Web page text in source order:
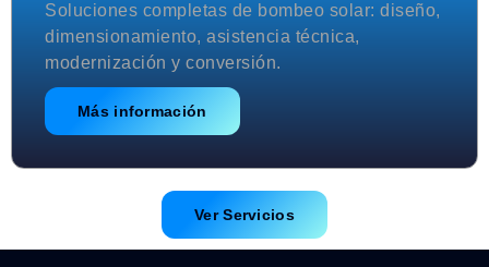
Soluciones completas de bombeo solar: diseño,
dimensionamiento, asistencia técnica,
modernización y conversión.
Más información
Ver Servicios